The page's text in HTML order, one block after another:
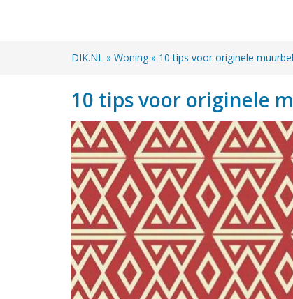
DIK.NL » Woning » 10 tips voor originele
10 tips voor originele